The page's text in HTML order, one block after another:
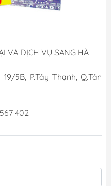
VÀ DỊCH VỤ SANG HÀ
5B, P.Tây Thạnh, Q.Tân
402